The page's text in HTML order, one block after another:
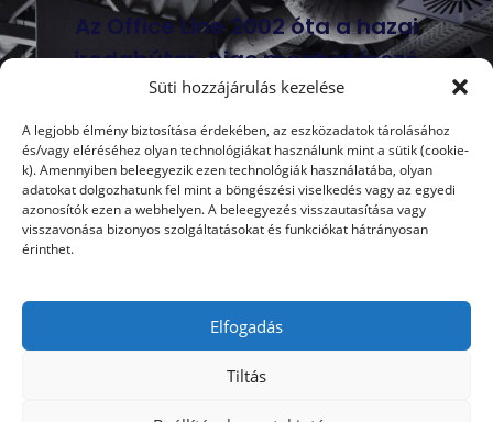
Süti hozzájárulás kezelése
A legjobb élmény biztosítása érdekében, az eszközadatok tárolásához
és/vagy eléréséhez olyan technológiákat használunk mint a sütik (cookie-
k). Amennyiben beleegyezik ezen technológiák használatába, olyan
adatokat dolgozhatunk fel mint a böngészési viselkedés vagy az egyedi
azonosítók ezen a webhelyen. A beleegyezés visszautasítása vagy
visszavonása bizonyos szolgáltatásokat és funkciókat hátrányosan
érinthet.
Elfogadás
Tiltás
Az Office Line 2002 óta a hazai
irodabútor-piac meghatározó
szereplője. 100%-ban magyar
tulajdonú vállalatunk közepes és
nagyméretű irodák, irodaházak
belsőépítészeti tervezésével, valamint
berendezésével foglalkozik.